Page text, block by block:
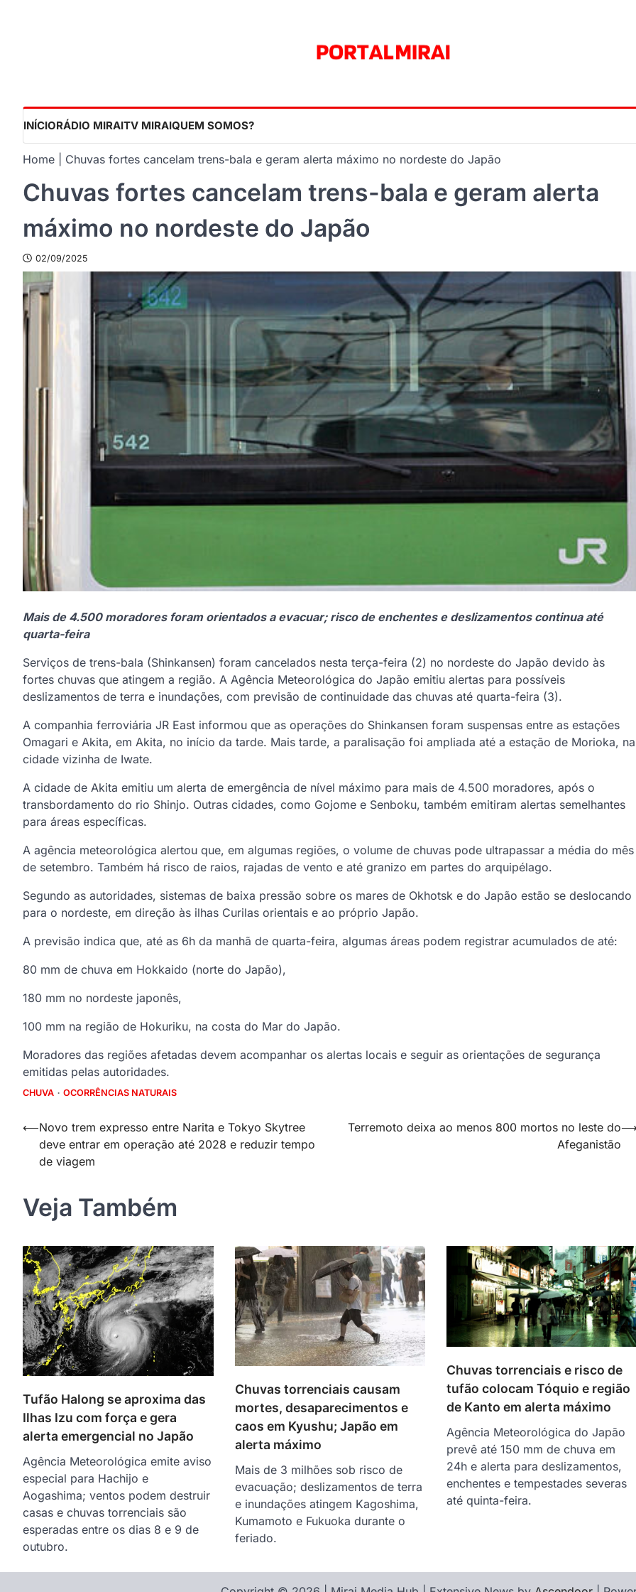
INÍCIORÁDIO MIRAITV MIRAIQUEM SOMOS?
Home Chuvas fortes cancelam trens-bala e geram alerta máximo no nordeste do Japão
Chuvas fortes cancelam trens-bala e geram alerta
máximo no nordeste do Japão
02/09/2025
Mais de 4.500 moradores foram orientados a evacuar; risco de enchentes e deslizamentos continua até
quarta-feira
Serviços de trens-bala (Shinkansen) foram cancelados nesta terça-feira (2) no nordeste do Japão devido às
fortes chuvas que atingem a região. A Agência Meteorológica do Japão emitiu alertas para possíveis
deslizamentos de terra e inundações, com previsão de continuidade das chuvas até quarta-feira (3).
A companhia ferroviária JR East informou que as operações do Shinkansen foram suspensas entre as estações
Omagari e Akita, em Akita, no início da tarde. Mais tarde, a paralisação foi ampliada até a estação de Morioka, na
cidade vizinha de Iwate.
A cidade de Akita emitiu um alerta de emergência de nível máximo para mais de 4.500 moradores, após o
transbordamento do rio Shinjo. Outras cidades, como Gojome e Senboku, também emitiram alertas semelhantes
para áreas específicas.
A agência meteorológica alertou que, em algumas regiões, o volume de chuvas pode ultrapassar a média do mês
de setembro. Também há risco de raios, rajadas de vento e até granizo em partes do arquipélago.
Segundo as autoridades, sistemas de baixa pressão sobre os mares de Okhotsk e do Japão estão se deslocando
para o nordeste, em direção às ilhas Curilas orientais e ao próprio Japão.
A previsão indica que, até as 6h da manhã de quarta-feira, algumas áreas podem registrar acumulados de até:
80 mm de chuva em Hokkaido (norte do Japão),
180 mm no nordeste japonês,
100 mm na região de Hokuriku, na costa do Mar do Japão.
Moradores das regiões afetadas devem acompanhar os alertas locais e seguir as orientações de segurança
emitidas pelas autoridades.
CHUVA OCORRÊNCIAS NATURAIS
Navegação
de
⟵Novo trem expresso entre Narita e Tokyo Skytree
deve entrar em operação até 2028 e reduzir tempo
de viagem
Terremoto deixa ao menos 800 mortos no leste do
Afeganistão
Veja Também
Tufão Halong se aproxima das
Ilhas Izu com força e gera
alerta emergencial no Japão
Agência Meteorológica emite aviso
especial para Hachijo e
Aogashima; ventos podem destruir
casas e chuvas torrenciais são
esperadas entre os dias 8 e 9 de
outubro.
Chuvas torrenciais causam
mortes, desaparecimentos e
caos em Kyushu; Japão em
alerta máximo
Mais de 3 milhões sob risco de
evacuação; deslizamentos de terra
e inundações atingem Kagoshima,
Kumamoto e Fukuoka durante o
feriado.
Chuvas torrenciais e risco de
tufão colocam Tóquio e região
de Kanto em alerta máximo
Agência Meteorológica do Japão
prevê até 150 mm de chuva em
24h e alerta para deslizamentos,
enchentes e tempestades severas
até quinta-feira.